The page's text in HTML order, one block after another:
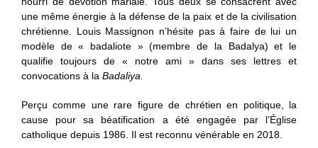
une même énergie à la défense de la paix et de la civilisation
chrétienne. Louis Massignon n’hésite pas à faire de lui un
modèle de « badaliote » (membre de la Badalya) et le
qualifie toujours de « notre ami » dans ses lettres et
convocations à la Badaliya.
Perçu comme une rare figure de chrétien en politique, la
cause pour sa béatification a été engagée par l’Église
catholique depuis 1986 . Il est reconnu vénérable en 2018